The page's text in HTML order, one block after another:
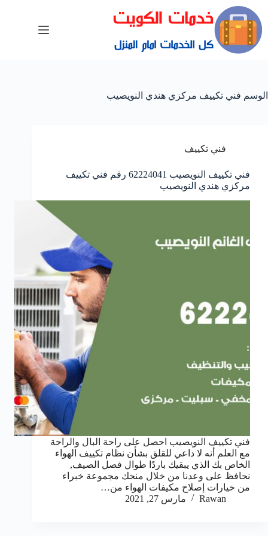
الوسم فني تكييف مركزي هندي النويصيب
فني تكييف
فني تكييف النويصيب 62224041 رقم فني تكييف
مركزي هندي النويصيب
فني تكييف النويصيب احصل على راحة البال والراحة
مع العلم أنه لا داعي للقلق بشأن نظام تكييف الهواء
الخاص بك الذي يبقيك باردًا طوال فصل الصيف,
نحافظ على وعدنا من خلال منحك مجموعة خبراء
من خيارات إصلاح مكيفات الهواء من…
Rawan
مارس 27, 2021